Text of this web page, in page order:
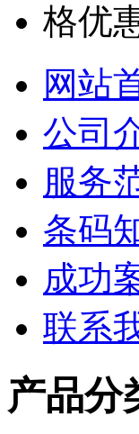
网站
公司
服务
条码
成功
联系
产品分